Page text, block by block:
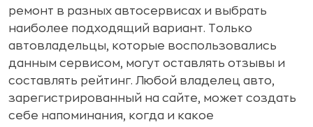
ремонт в разных автосервисах и выбрать
наиболее подходящий вариант. Только
автовладельцы, которые воспользовались
данным сервисом, могут оставлять отзывы и
составлять рейтинг. Любой владелец авто,
зарегистрированный на сайте, может создать
себе напоминания, когда и какое